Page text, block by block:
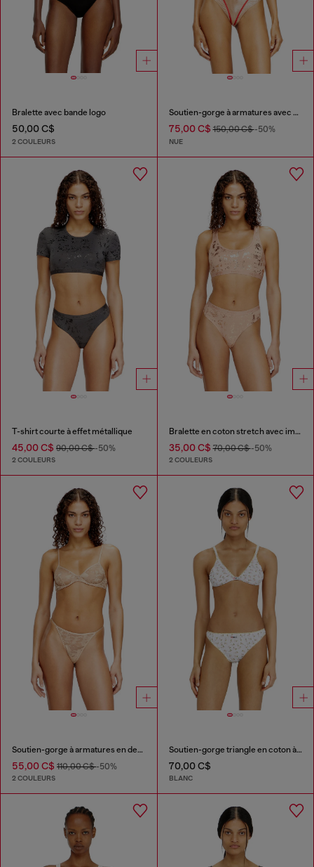
Bralette avec bande logo
50,00 C$
2 COULEURS
Soutien-gorge à armatures avec garnitures contrastées
75,00 C$150,00 C$-50%
NUE
T-shirt courte à effet métallique
45,00 C$ 90,00 C$-50%
2 COULEURS
Bralette en coton stretch avec imprimé métallisé
35,00 C$70,00 C$-50%
2 COULEURS
Soutien-gorge à armatures en dentelle de nylon
55,00 C$ 110,00 C$-50%
2 COULEURS
Soutien-gorge triangle en coton à imprimé floral all-over
70,00 C$
BLANC